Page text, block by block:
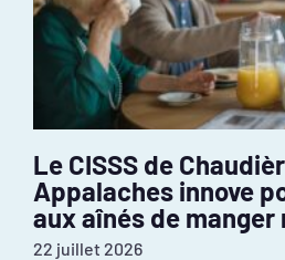
Le CISSS de
Appalaches innove
aux aînés de manger
22 juillet 2026